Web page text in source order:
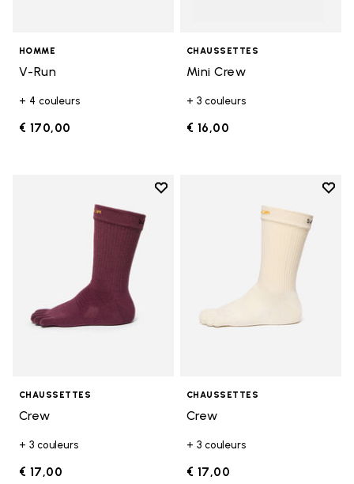
HOMME
V-Run
+ 4 couleurs
€ 170,00
CHAUSSETTES
Mini Crew
+ 3 couleurs
€ 16,00
Add to wishlist
Add to wishlist Crew
CHAUSSETTES
Crew
+ 3 couleurs
€ 17,00
Add
CHAUSSETTES
Crew
+ 3 couleurs
€ 17,00